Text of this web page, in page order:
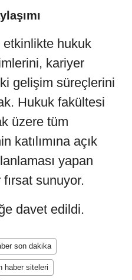
etkinlikte hukuk
kariyer
gelişim süreçlerini
Hukuk fakültesi
üzere tüm
katılımına açık
yapan
sunuyor.
davet edildi.
son dakika
haber siteleri